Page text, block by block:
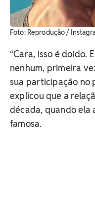
​Foto: Reprodução /
“Cara, isso é doido.
nenhum, primeira
sua participação no
explicou que a
década, quando ela
famosa.